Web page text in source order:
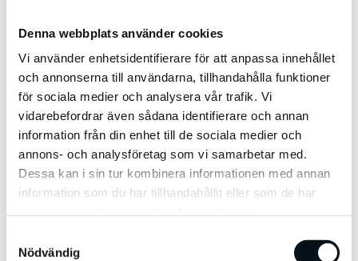
Denna webbplats använder cookies
Vi använder enhetsidentifierare för att anpassa innehållet
och annonserna till användarna, tillhandahålla funktioner
för sociala medier och analysera vår trafik. Vi
vidarebefordrar även sådana identifierare och annan
information från din enhet till de sociala medier och
annons- och analysföretag som vi samarbetar med.
Dessa kan i sin tur kombinera informationen med annan
information som du har tillhandahållit eller som de har
Nödvändig
Sökmotoroptimering
Spårning
Storytelling
Strategi
Teknologisk Innovation